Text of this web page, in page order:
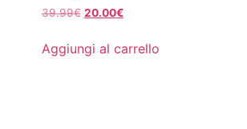
39.99€ Il
originale
era:
20.00€Il
attuale
Aggiungi al carrello